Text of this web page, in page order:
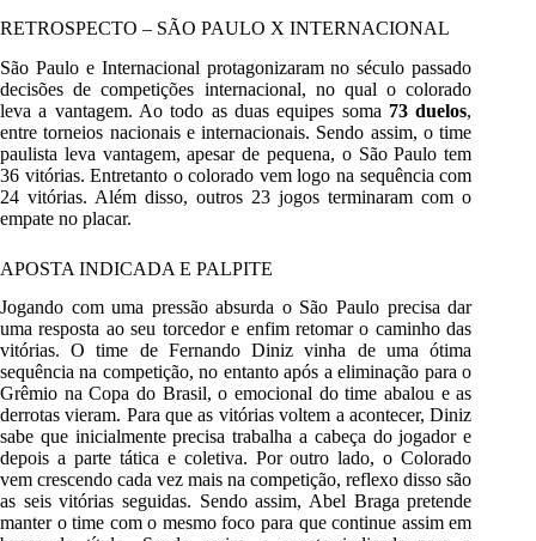
RETROSPECTO – SÃO PAULO X INTERNACIONAL
São Paulo e Internacional protagonizaram no século passado
decisões de competições internacional, no qual o colorado
leva a vantagem. Ao todo as duas equipes soma 73 duelos,
entre torneios nacionais e internacionais. Sendo assim, o time
paulista leva vantagem, apesar de pequena, o São Paulo tem
36 vitórias. Entretanto o colorado vem logo na sequência com
24 vitórias. Além disso, outros 23 jogos terminaram com o
empate no placar.
APOSTA INDICADA E PALPITE
Jogando com uma pressão absurda o São Paulo precisa dar
uma resposta ao seu torcedor e enfim retomar o caminho das
vitórias. O time de Fernando Diniz vinha de uma ótima
sequência na competição, no entanto após a eliminação para o
Grêmio na Copa do Brasil, o emocional do time abalou e as
derrotas vieram. Para que as vitórias voltem a acontecer, Diniz
sabe que inicialmente precisa trabalha a cabeça do jogador e
depois a parte tática e coletiva. Por outro lado, o Colorado
vem crescendo cada vez mais na competição, reflexo disso são
as seis vitórias seguidas. Sendo assim, Abel Braga pretende
manter o time com o mesmo foco para que continue assim em